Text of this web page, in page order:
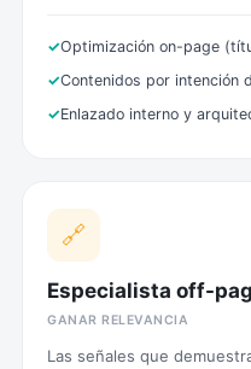
Optimización on-page
Contenidos por intención
Enlazado interno y
🔗
Especialista off-
GANAR RELEVANCIA
Las señales que